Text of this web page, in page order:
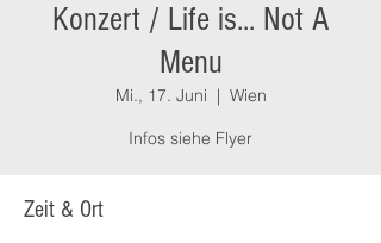
Konzert / Life is... Not A
Menu
Mi., 17. Juni
  |
Wien
Infos siehe Flyer
Zeit & Ort